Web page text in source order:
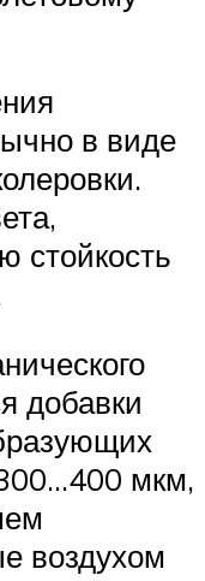
в виде
стойкость
добавки
мкм,
воздухом